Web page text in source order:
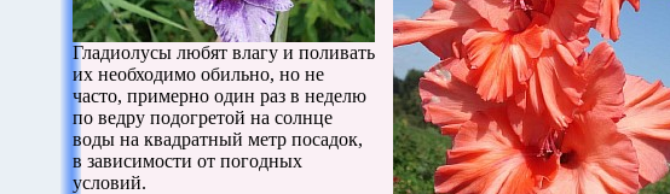
Гладиолусы любят влагу и поливать
их необходимо обильно, но не
часто, примерно один раз в неделю
по ведру подогретой на солнце
воды на квадратный метр посадок,
в зависимости от погодных
условий.